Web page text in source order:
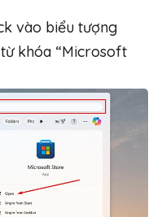
vào biểu tượng
khóa “Microsoft